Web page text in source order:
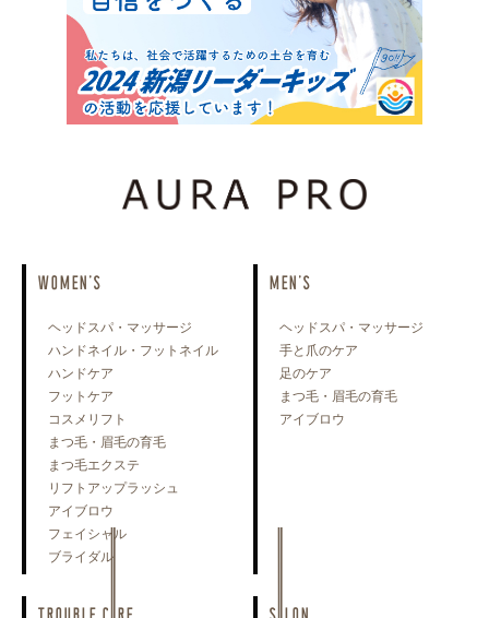
WOMEN'S
ヘッドスパ・マッサージ
ハンドネイル・フットネイル
ハンドケア
フットケア
コスメリフト
まつ毛・眉毛の育毛
まつ毛エクステ
リフトアップラッシュ
アイブロウ
フェイシャル
ブライダル
MEN'S
ヘッドスパ・マッサージ
手と爪のケア
足のケア
まつ毛・眉毛の育毛
アイブロウ
TROUBLE CARE SALON